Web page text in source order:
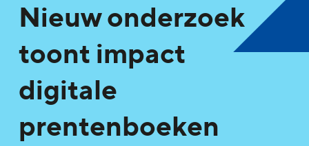
Nieuw onderzoek
toont impact
digitale
prentenboeken